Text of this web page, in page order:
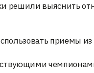
решили выяснить
приемы